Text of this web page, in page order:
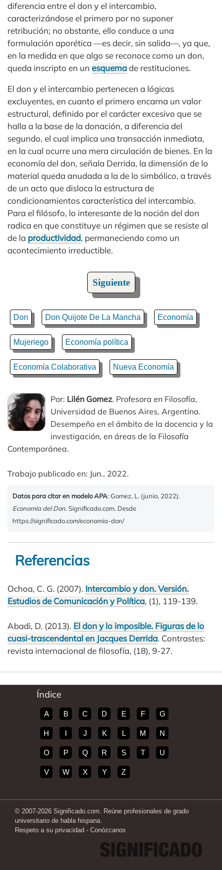
diferencia entre el don y el intercambio,
caracterizándose el primero por no suponer
retribución; no obstante, ello conduce a una
formulación aporética —es decir, sin salida—, ya que,
en la medida en que algo se reconoce como un don,
queda inscripto en un esquemade restituciones.
El don y el intercambio pertenecen a lógicas
excluyentes, en cuanto el primero encarna un valor
estructural, definido por el carácter excesivo que se
halla a la base de la donación, a diferencia del
segundo, el cual implica una transacción inmediata,
en la cual ocurre una mera circulación de bienes. En la
economía del don, señala Derrida, la dimensión de lo
material queda anudada a la de lo simbólico, a través
de un acto que disloca la estructura de
condicionamientos característica del intercambio.
Para el filósofo, lo interesante de la noción del don
radica en que constituye un régimen que se resiste al
de la productividad, permaneciendo como un
acontecimiento irreductible.
Siguiente
Don Don Quijote De La Mancha Economía
Mujeriego Economía política
Economía Colaborativa Nueva Economía
Por: Lilén Gomez. Profesora en Filosofía,
Universidad de Buenos Aires, Argentina.
Desempeño en el ámbito de la docencia y la
investigación, en áreas de la Filosofía
Contemporánea.
Trabajo publicado en: Jun., 2022.
Datos para citar en modelo APA: Gomez, L. (junio, 2022).
Economía del Don. Significado.com. Desde
https://significado.com/economia-don/
Referencias
Ochoa, C. G. (2007). Intercambio y don. Versión.
Estudios de Comunicación y Política, (1), 119-139.
Abadi, D. (2013). El don y lo imposible. Figuras de lo
cuasi-trascendental en Jacques Derrida. Contrastes:
revista internacional de filosofía, (18), 9-27.
Índice
A B C D E F G
H J K L M N
O P Q R S T U
V W X Y Z
© 2007-2026 Significado.com. Reúne profesionales de grado
universitario de habla hispana.
Respeto a su privacidad - Conózcanos